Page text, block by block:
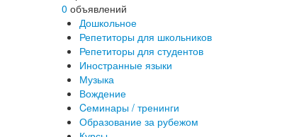
0 объявлений
Дошкольное
Репетиторы для школьников
Репетиторы для студентов
Иностранные языки
Музыка
Вождение
Cеминары / тренинги
Образование за рубежом